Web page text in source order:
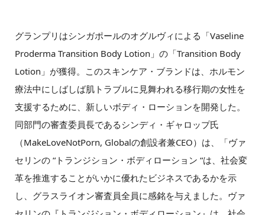
グランプリはシンガポールのオグルヴィによる「Vaseline
Proderma Transition Body Lotion」の「Transition Body
Lotion」が獲得。このスキンケア・ブランドは、ホルモン
療法中にしばしば肌トラブルに見舞われる移行期の女性を
支援するために、新しいボディ・ローションを開発した。
同部門の審査委員長であるシンディ・ギャロップ氏
（MakeLoveNotPorn, Globalの創設者兼CEO）は、「ヴァ
セリンの “トランジション・ボディローション “は、社会変
革を推進することがいかに優れたビジネスであるかを示
し、グラスライオン審査員全員に感銘を与えました。ヴァ